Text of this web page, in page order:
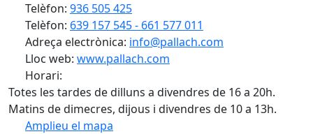
Telèfon: 936 505 425
Telèfon: 639 157 545 - 661 577 011
Adreça electrònica: info@pallach.com
Lloc web: www.pallach.com
Horari:
Totes les tardes de dilluns a divendres de 16 a 20h.
Matins de dimecres, dijous i divendres de 10 a 13h.
Amplieu el mapa